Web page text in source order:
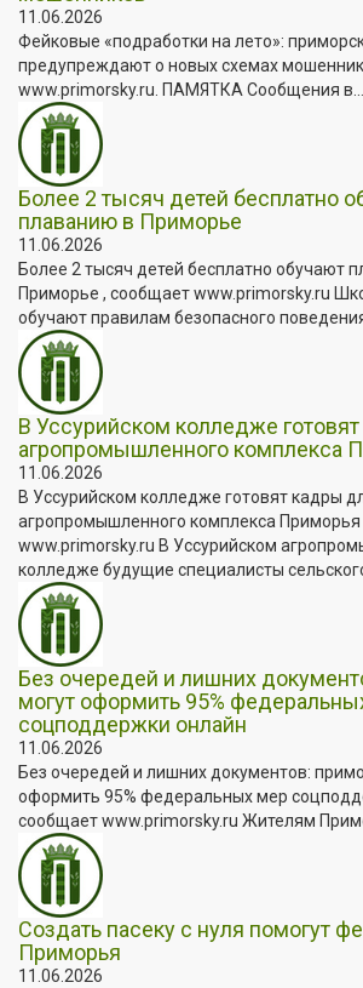
11.06.2026
Фейковые «подработки на лето»:
предупреждают о новых схемах
www.primorsky.ru. ПАМЯТКА Сообщения в...
Более 2 тысяч детей бесплатно
плаванию в Приморье
11.06.2026
Более 2 тысяч детей бесплатно обучают
Приморье , сообщает www.primorsky.ru
обучают правилам безопасного поведения
В Уссурийском колледже
агропромышленного комплекса
11.06.2026
В Уссурийском колледже готовят кадры
агропромышленного комплекса
www.primorsky.ru В Уссурийском
колледже будущие специалисты
Без очередей и лишних
могут оформить 95%
соцподдержки онлайн
11.06.2026
Без очередей и лишних документов:
оформить 95% федеральных мер
сообщает www.primorsky.ru Жителям
Создать пасеку с нуля помогут
Приморья
11.06.2026